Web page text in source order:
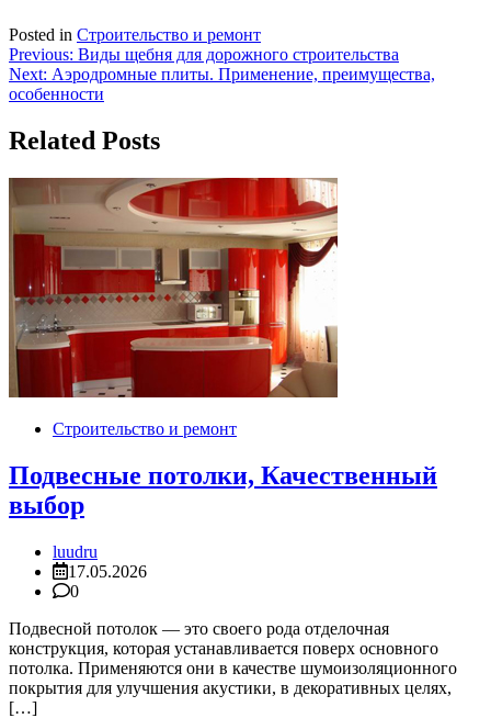
Posted in Строительство и ремонт
Навигация
по
Previous: Виды щебня для дорожного строительства
Next: Аэродромные плиты. Применение, преимущества,
особенности
Related Posts
Строительство и ремонт
Подвесные потолки, Качественный
выбор
luudru
17.05.2026
0
Подвесной потолок — это своего рода отделочная
конструкция, которая устанавливается поверх основного
потолка. Применяются они в качестве шумоизоляционного
покрытия для улучшения акустики, в декоративных целях,
[…]